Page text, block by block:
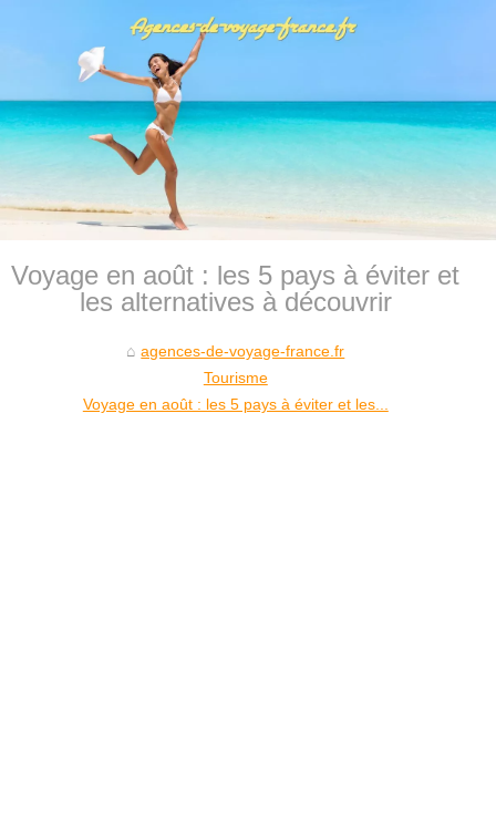
Voyage en août : les 5 pays à éviter et
les alternatives à découvrir
agences-de-voyage-france.fr
Tourisme
Voyage en août : les 5 pays à éviter et les...